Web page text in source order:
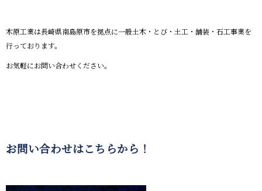
木原工業は長崎県南島原市を拠点に一般土木・とび・土工・舗装・石工事業を
行っております。
お気軽にお問い合わせください。
お問い合わせはこちらから！